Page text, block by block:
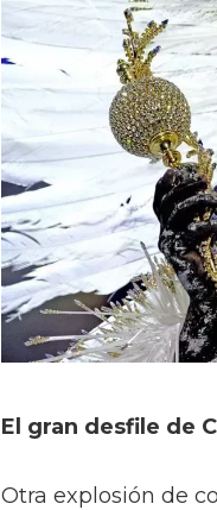
El gran desfile de
Otra explosión de